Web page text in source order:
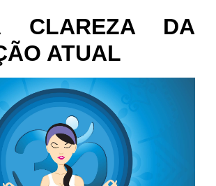
CLAREZA DA
ATUAL